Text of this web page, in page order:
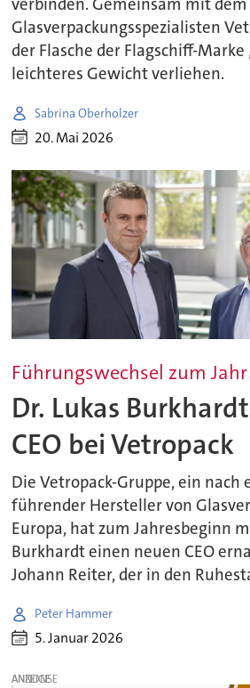
verbinden. Gemeinsam mit dem
Glasverpackungsspezialisten
der Flasche der Flagschiff-
leichteres Gewicht verliehen.
Sabrina Oberholzer
20. Mai 2026
Führungswechsel zum
Dr. Lukas
CEO bei Vetropack
Die Vetropack-Gruppe, ein nach
führender Hersteller von
Europa, hat zum Jahresbeginn
Burkhardt einen neuen CEO
Johann Reiter, der in den
Peter Hammer
5. Januar 2026
ANZEIGE